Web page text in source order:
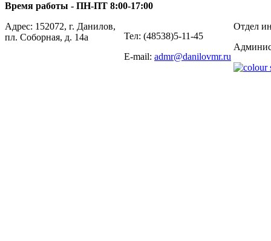
Время работы - ПН-ПТ 8:00-17:00
Адрес: 152072, г. Данилов,
пл. Соборная, д. 14а
Тел: (48538)5-11-45
E-mail: admr@danilovmr.ru
Отдел